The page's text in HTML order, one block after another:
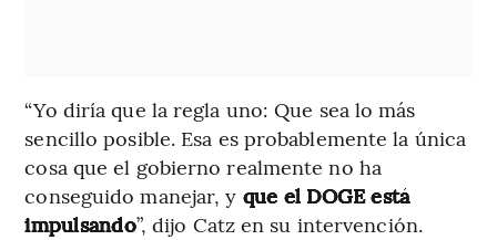
“Yo diría que la regla uno: Que sea lo más
sencillo posible. Esa es probablemente la única
cosa que el gobierno realmente no ha
conseguido manejar, y que el DOGE está
impulsando”, dijo Catz en su intervención.